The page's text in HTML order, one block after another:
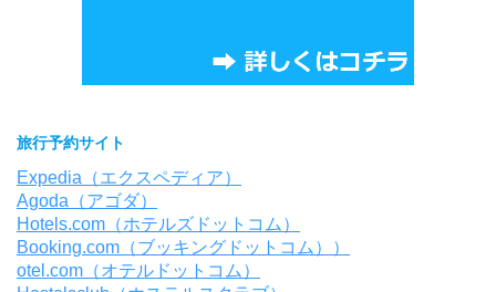
旅行予約サイト
Expedia（エクスペディア）
Agoda（アゴダ）
Hotels.com（ホテルズドットコム）
Booking.com（ブッキングドットコム））
otel.com（オテルドットコム）